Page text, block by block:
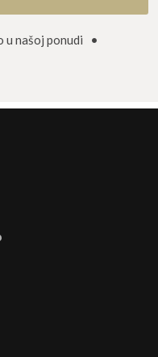
u našoj ponudi •